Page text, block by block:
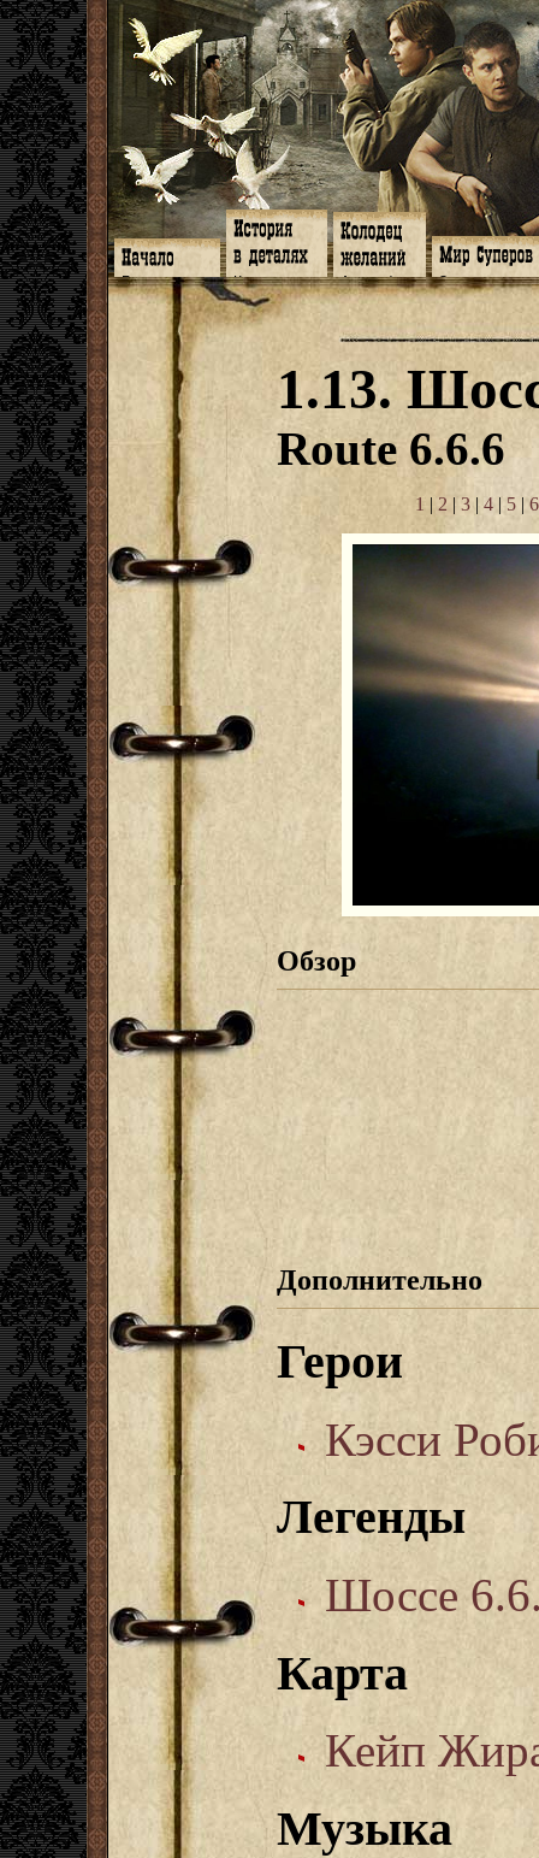
Главная
Программа
Форум
Facebook
Гостевая
Книги
Галереи
Музыка
Видео
Субтитры
Заметки
Мысли
Откровение
Арт-кафе
Игромания
Фанфики
Обои
Фанарт
Анекдоты
Передоз
Страшилки
Знакомство
Обитатели
Семейное
Дневник
Арсенал
СИЗО
Суперы от и
1.13.
Route 6.6.6
1 | 2 | 3| 4| 5 | 6
Обзор
Дополнительно
Герои
Кэсси
Легенды
Шоссе
Карта
Кейп
Музыка